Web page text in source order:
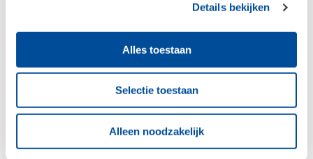
Details bekijken
Alles toestaan
Selectie toestaan
Alleen noodzakelijk
Jouw e-mailadres
Aanmelden